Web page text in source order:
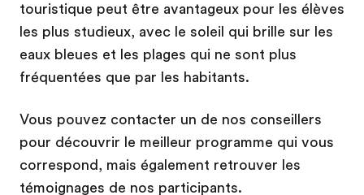
touristique peut être avantageux pour les élèves
les plus studieux, avec le soleil qui brille sur les
eaux bleues et les plages qui ne sont plus
fréquentées que par les habitants.
Vous pouvez contacter un de nos conseillers
pour découvrir le meilleur programme qui vous
correspond, mais également retrouver les
témoignages de nos participants.